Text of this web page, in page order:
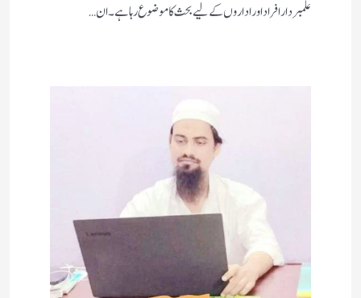
علمبردار افراد اور اداروں کے لیے بحث کا موضوع رہا ہے۔ ان…